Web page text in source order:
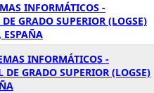
INFORMÁTICOS -
GRADO SUPERIOR (LOGSE)
ESPAÑA
INFORMÁTICOS -
GRADO SUPERIOR (LOGSE)